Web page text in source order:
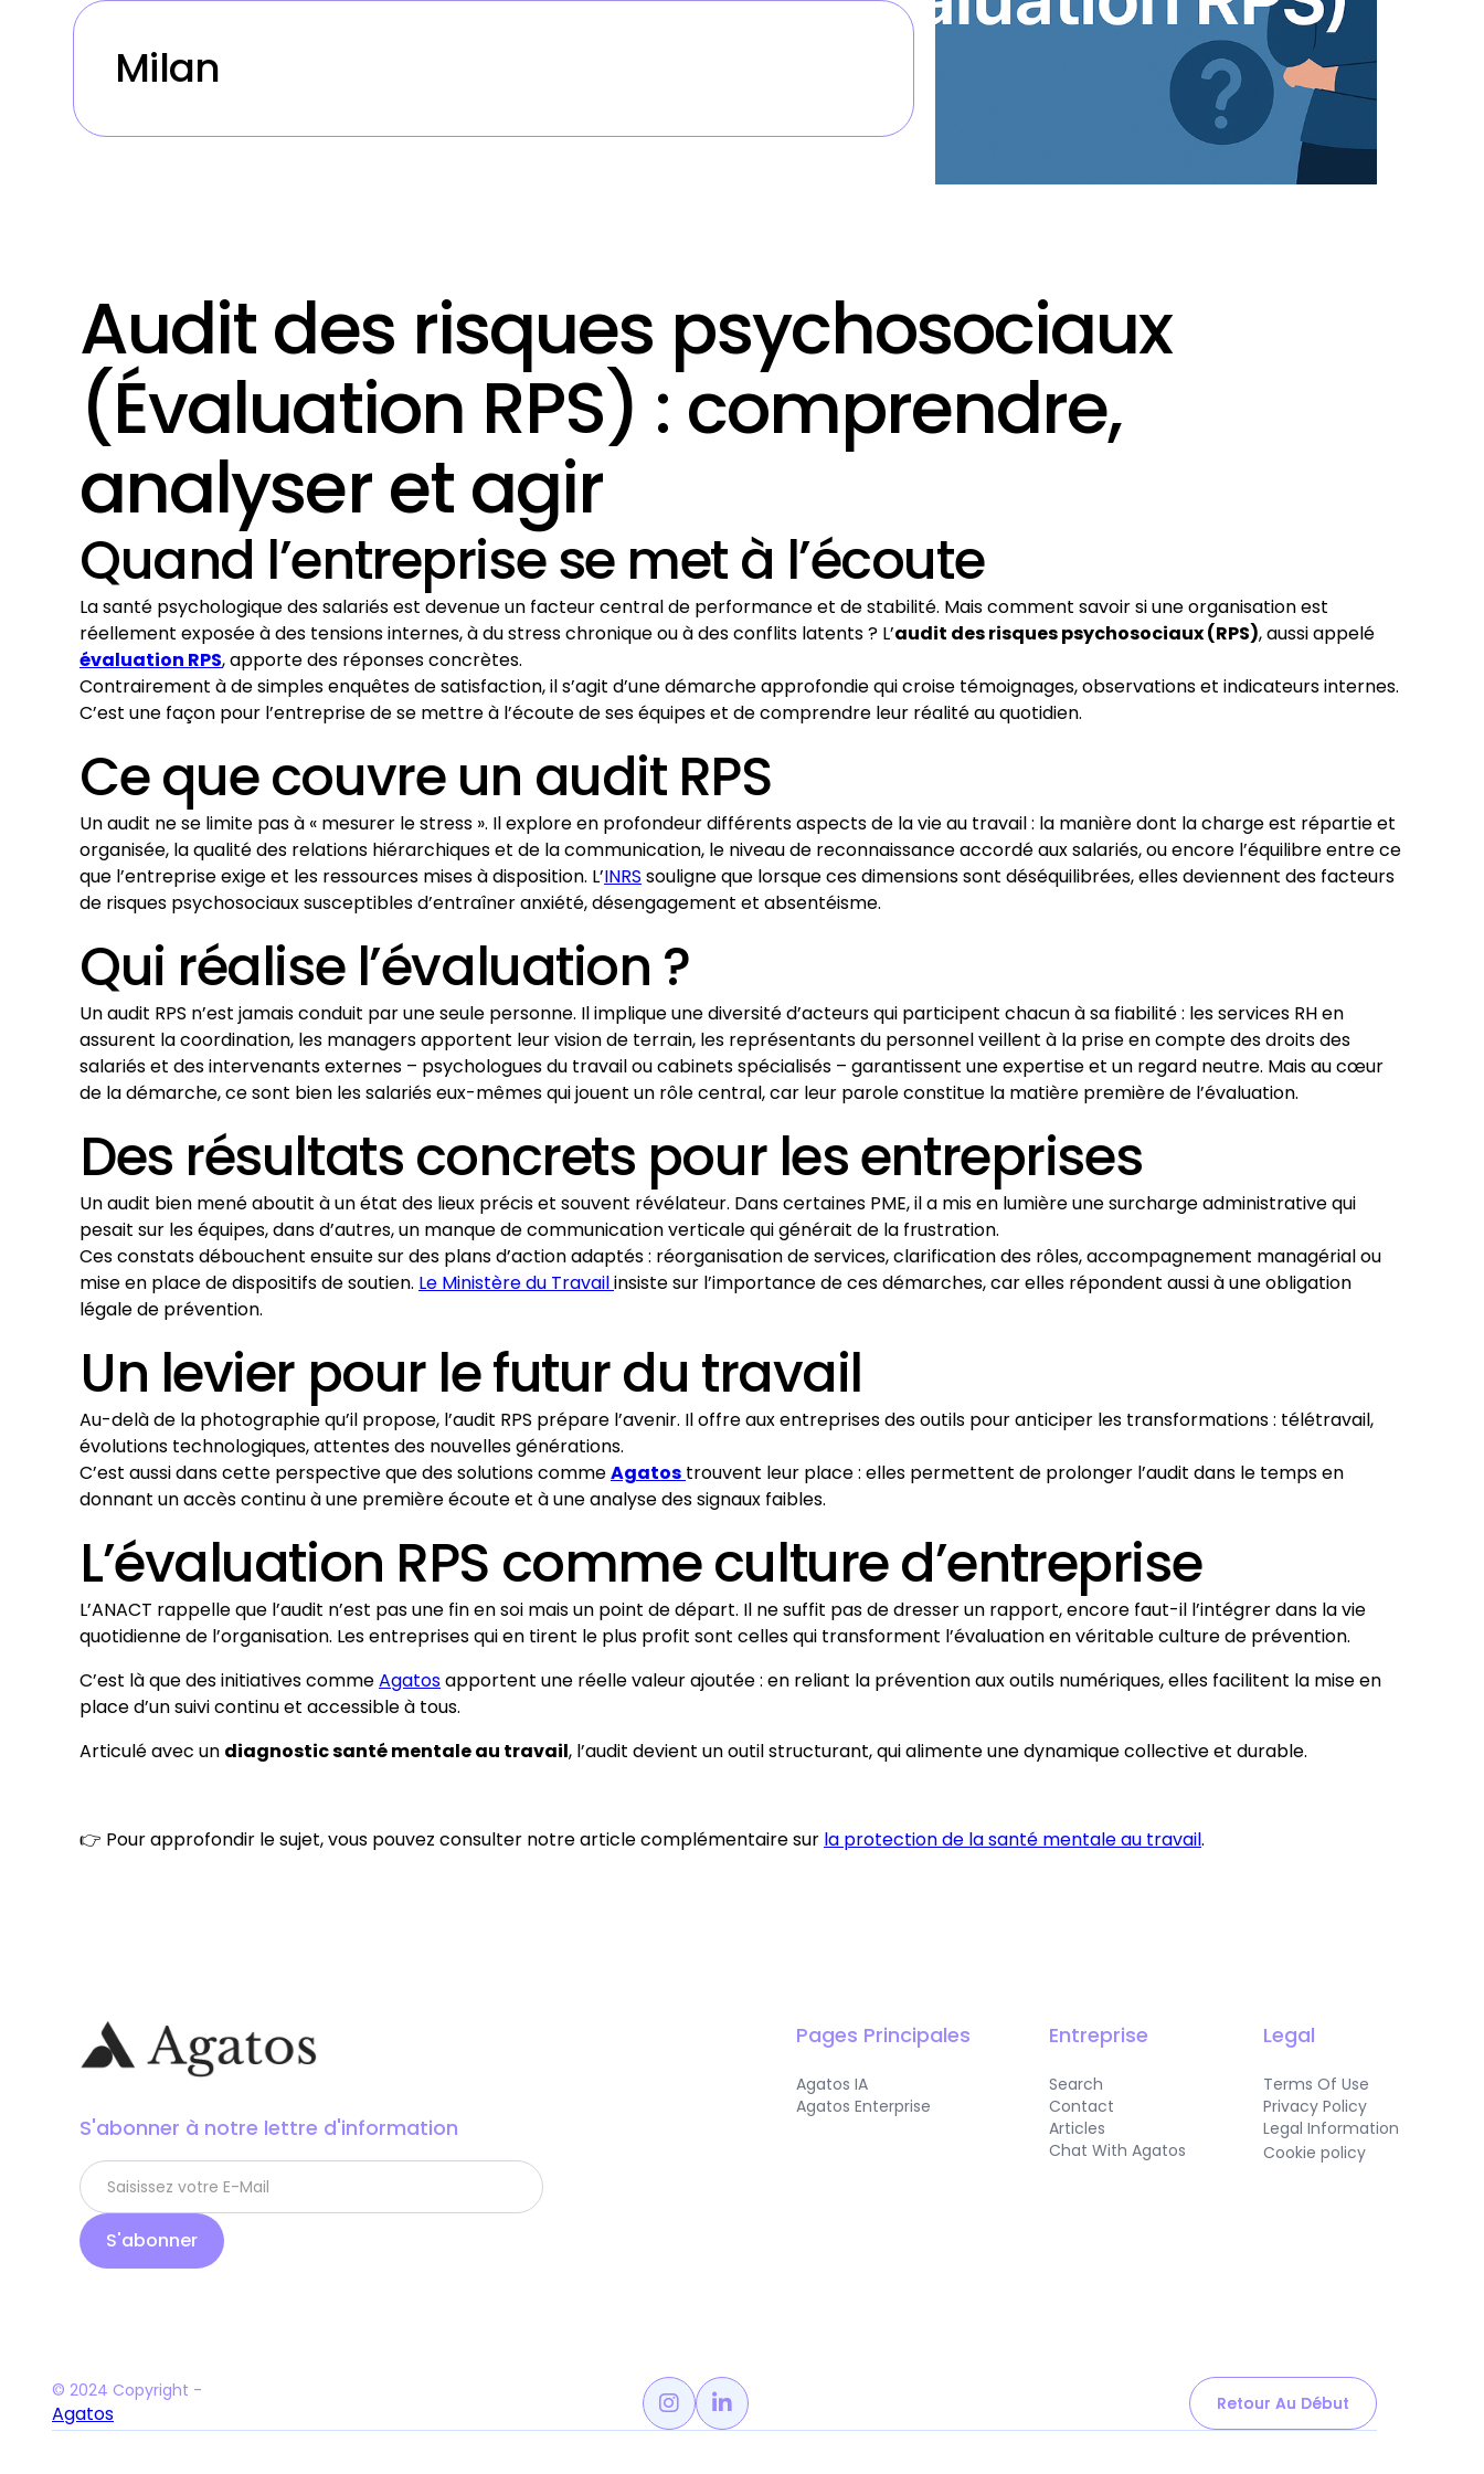
Milan
Audit des risques psychosociaux
(Évaluation RPS) : comprendre,
analyser et agir
Quand l’entreprise se met à l’écoute
La santé psychologique des salariés est devenue un facteur central de performance et de stabilité. Mais comment savoir si une organisation est
réellement exposée à des tensions internes, à du stress chronique ou à des conflits latents ? L’audit des risques psychosociaux (RPS), aussi appelé
évaluation RPS, apporte des réponses concrètes.
Contrairement à de simples enquêtes de satisfaction, il s’agit d’une démarche approfondie qui croise témoignages, observations et indicateurs internes.
C’est une façon pour l’entreprise de se mettre à l’écoute de ses équipes et de comprendre leur réalité au quotidien.
Ce que couvre un audit RPS
Un audit ne se limite pas à « mesurer le stress ». Il explore en profondeur différents aspects de la vie au travail : la manière dont la charge est répartie et
organisée, la qualité des relations hiérarchiques et de la communication, le niveau de reconnaissance accordé aux salariés, ou encore l’équilibre entre ce
que l’entreprise exige et les ressources mises à disposition. L’INRS souligne que lorsque ces dimensions sont déséquilibrées, elles deviennent des facteurs
de risques psychosociaux susceptibles d’entraîner anxiété, désengagement et absentéisme.
Qui réalise l’évaluation ?
Un audit RPS n’est jamais conduit par une seule personne. Il implique une diversité d’acteurs qui participent chacun à sa fiabilité : les services RH en
assurent la coordination, les managers apportent leur vision de terrain, les représentants du personnel veillent à la prise en compte des droits des
salariés et des intervenants externes – psychologues du travail ou cabinets spécialisés – garantissent une expertise et un regard neutre. Mais au cœur
de la démarche, ce sont bien les salariés eux-mêmes qui jouent un rôle central, car leur parole constitue la matière première de l’évaluation.
Des résultats concrets pour les entreprises
Un audit bien mené aboutit à un état des lieux précis et souvent révélateur. Dans certaines PME, il a mis en lumière une surcharge administrative qui
pesait sur les équipes, dans d’autres, un manque de communication verticale qui générait de la frustration.
Ces constats débouchent ensuite sur des plans d’action adaptés : réorganisation de services, clarification des rôles, accompagnement managérial ou
mise en place de dispositifs de soutien. Le Ministère du Travailinsiste sur l’importance de ces démarches, car elles répondent aussi à une obligation
légale de prévention.
Un levier pour le futur du travail
Au-delà de la photographie qu’il propose, l’audit RPS prépare l’avenir. Il offre aux entreprises des outils pour anticiper les transformations : télétravail,
évolutions technologiques, attentes des nouvelles générations.
C’est aussi dans cette perspective que des solutions commeAgatos trouvent leur place : elles permettent de prolonger l’audit dans le temps en
donnant un accès continu à une première écoute et à une analyse des signaux faibles.
L’évaluation RPS comme culture d’entreprise
L’ANACT rappelle que l’audit n’est pas une fin en soi mais un point de départ. Il ne suffit pas de dresser un rapport, encore faut-il l’intégrer dans la vie
quotidienne de l’organisation. Les entreprises qui en tirent le plus profit sont celles qui transforment l’évaluation en véritable culture de prévention.
C’est là que des initiatives commeAgatosapportent une réelle valeur ajoutée : en reliant la prévention aux outils numériques, elles facilitent la mise en
place d’un suivi continu et accessible à tous.
Articulé avec un diagnostic santé mentale au travail, l’audit devient un outil structurant, qui alimente une dynamique collective et durable.
👉 Pour approfondir le sujet, vous pouvez consulter notre article complémentaire sur la protection de la santé mentale au travail.
S'abonner à notre lettre d'information
Pages Principales
Agatos IA
Agatos Enterprise
Entreprise
Search
Contact
Articles
Chat With Agatos
Legal
Terms Of Use
Privacy Policy
Legal Information
Cookie policy
© 2024 Copyright -
Agatos   Retour Au Début
Retour Au Début